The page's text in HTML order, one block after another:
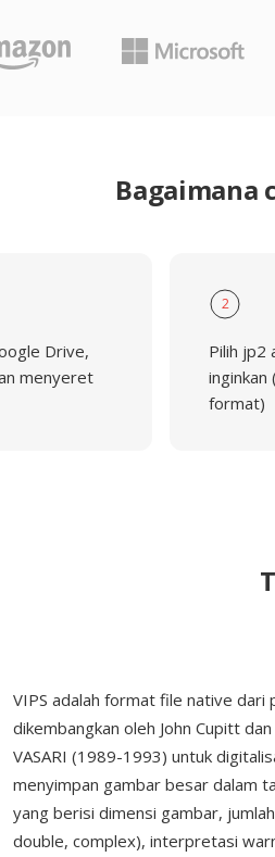
Bagaimana
Drive,
menyeret
2
Pilih jp2
inginkan
format)
VIPS adalah format file native
dikembangkan oleh John Cupitt
VASARI (1989-1993) untuk
menyimpan gambar besar dalam
yang berisi dimensi gambar,
double, complex), interpretasi